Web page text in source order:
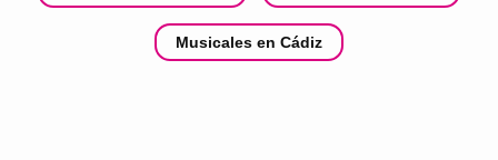
Musicales en Cádiz